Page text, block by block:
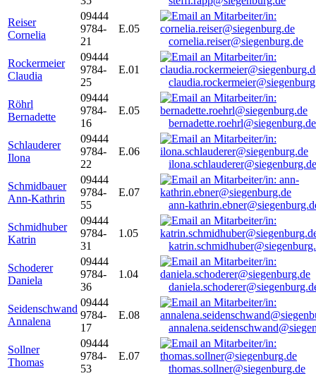
Reiser
Cornelia
09444
9784-
21
E.05
cornelia.reiser@siegenburg.de
Rockermeier
Claudia
09444
9784-
25
E.01
Röhrl
Bernadette
09444
9784-
16
E.05
bernadette.roehrl@siegenburg.de
Schlauderer
Ilona
09444
9784-
22
E.06
ilona.schlauderer@siegenburg.de
Schmidbauer
Ann-Kathrin
09444
9784-
55
E.07
ann-
Schmidhuber
Katrin
09444
9784-
31
1.05
Schoderer
Daniela
09444
9784-
36
1.04
Seidenschwand
Annalena
09444
9784-
17
E.08
Sollner
Thomas
09444
9784-
53
E.07
thomas.sollner@siegenburg.de